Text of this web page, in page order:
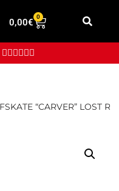
0,00€
0
“CARVER” LOST